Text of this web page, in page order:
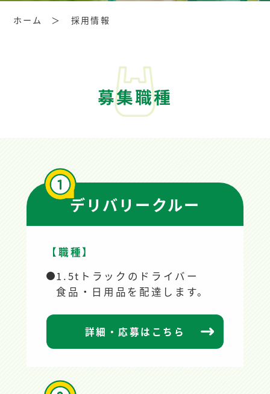
ホーム 採用情報
募集職種
デリバリークルー
【職種】
1.5tトラックのドライバー
食品・日用品を配達します。
詳細・応募はこちら